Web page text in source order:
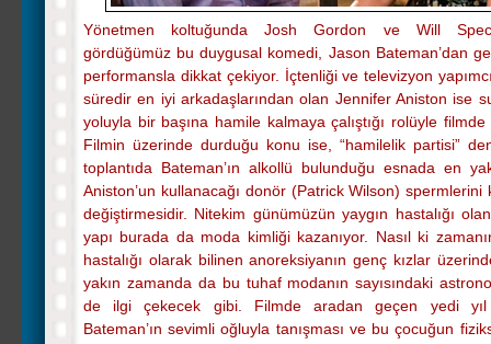
Yönetmen koltuğunda Josh Gordon ve Will
gördüğümüz bu duygusal komedi, Jason Bateman’dan
performansla dikkat çekiyor. İçtenliği ve televizyon
süredir en iyi arkadaşlarından olan Jennifer Aniston ise
yoluyla bir başına hamile kalmaya çalıştığı rolüyle filmde
Filmin üzerinde durduğu konu ise, “hamilelik partisi”
toplantıda Bateman’ın alkollü bulunduğu esnada en
Aniston’un kullanacağı donör (Patrick Wilson) spermlerini
değiştirmesidir. Nitekim günümüzün yaygın hastalığı
yapı burada da moda kimliği kazanıyor. Nasıl ki
hastalığı olarak bilinen anoreksiyanın genç kızlar
yakın zamanda da bu tuhaf modanın sayısındaki
de ilgi çekecek gibi. Filmde aradan geçen yedi yıl
Bateman’ın sevimli oğluyla tanışması ve bu çocuğun